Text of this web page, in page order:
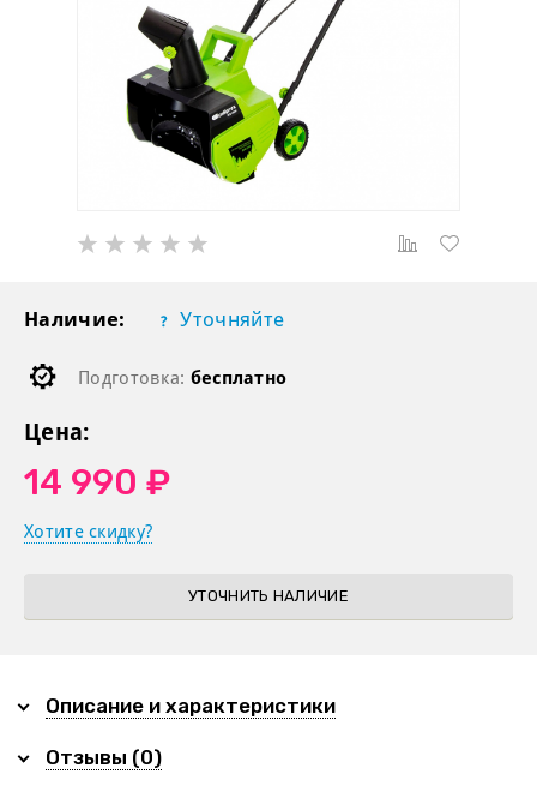
Наличие: Уточняйте
Подготовка: бесплатно
Цена:
14 990 ₽
Хотите скидку?
УТОЧНИТЬ НАЛИЧИЕ
Описание и характеристики
Отзывы (0)